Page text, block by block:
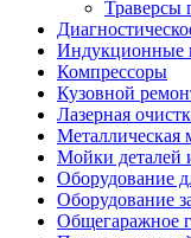
Траверсы
Индукционные
Компрессоры
Кузовной
Лазерная
Металлическая
Мойки деталей
Оборудование
Оборудование
Общегаражное